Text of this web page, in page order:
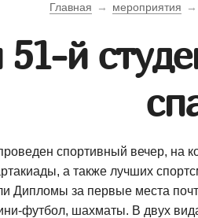
Главная → мероприятия →
51-й
спортивный вечер, на
а также лучших
Дипломы за первые места
футбол, шахматы. В двух